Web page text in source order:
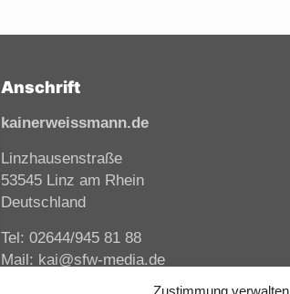
Zustimmung verwalten
Anschrift
kainerweissmann.de
Linzhausenstraße
53545 Linz am Rhein
Deutschland
Tel: 02644/945 81 88
Mail: kai@sfw-media.de